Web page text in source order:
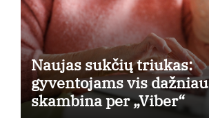
Naujas sukčių triukas:
gyventojams vis dažniau
skambina per „Viber“